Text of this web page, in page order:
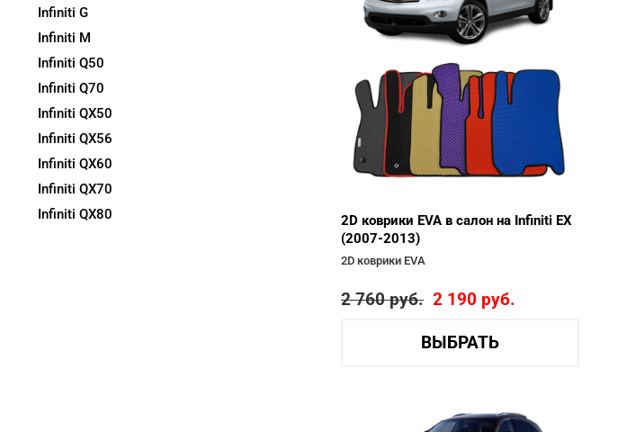
Infiniti G
Infiniti M
Infiniti Q50
Infiniti Q70
Infiniti QX50
Infiniti QX56
Infiniti QX60
Infiniti QX70
Infiniti QX80
2D коврики EVA в салон на Infiniti EX
(2007-2013)
2D коврики EVA
2 760руб. 2 190 руб.
ВЫБРАТЬ